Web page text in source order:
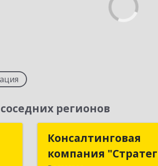
регионов
Консалтинговая
компания
компания